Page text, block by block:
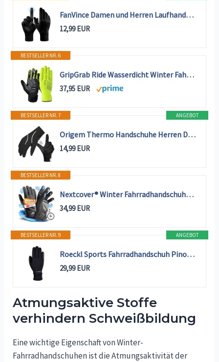
FanVince Damen und Herren Laufhandschuhe Radfahren Wintersport Laufhandschuhe Winterhandschuhe Schwarz Medium
12,99 EUR
BESTSELLER NR. 6
GripGrab Ride Wasserdicht Winter Fahrradhandschuhe Warm Winddicht Thermo
37,95 EUR
ANGEBOT
BESTSELLER NR. 7
Origem Thermo Handschuhe Herren Damen, wasserdicht, Touchscreen, Winter
14,99 EUR
BESTSELLER NR. 8
Nextcover® Winter Fahrradhandschuhe Herren & Damen mit ThermoShield 2.0 I Unisex Winterhandschuhe Fahrrad in Größe S-XXL I Warme & wasserdichte Thermo Fahrrad Handschuhe Winter wasserdicht
34,99 EUR
ANGEBOT
BESTSELLER NR. 9
Roeckl Sports Fahrradhandschuh Pino, Unisex Winter Fingerhandschuh, Schwarz 9
29,99 EUR
Atmungsaktive Stoffe
verhindern Schweißbildung
Eine wichtige Eigenschaft von Winter-
Fahrradhandschuhen ist die Atmungsaktivität der